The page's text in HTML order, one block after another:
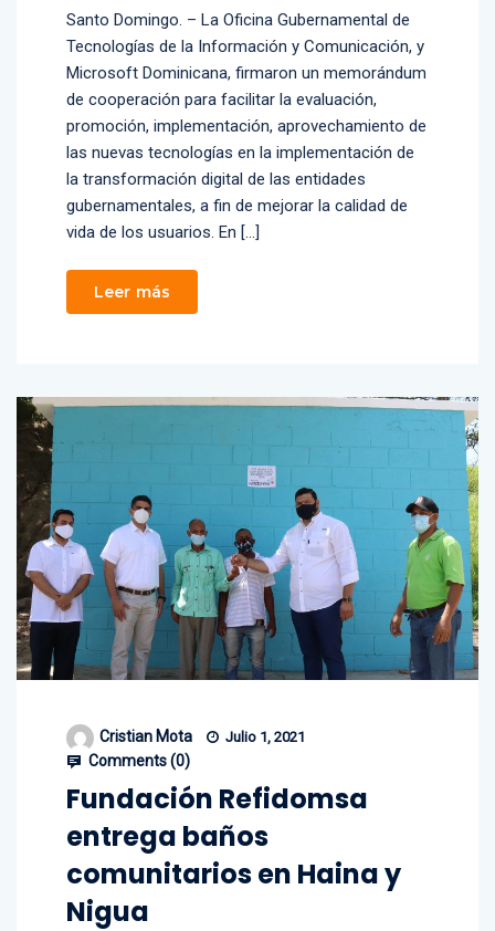
Santo Domingo. – La Oficina Gubernamental de
Tecnologías de la Información y Comunicación, y
Microsoft Dominicana, firmaron un memorándum
de cooperación para facilitar la evaluación,
promoción, implementación, aprovechamiento de
las nuevas tecnologías en la implementación de
la transformación digital de las entidades
gubernamentales, a fin de mejorar la calidad de
vida de los usuarios. En […]
Leer más
Cristian Mota Julio 1, 2021
Comments (0)
Fundación Refidomsa
entrega baños
comunitarios en Haina y
Nigua